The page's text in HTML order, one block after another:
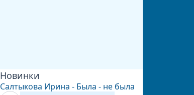
Новинки
Салтыкова Ирина - Была - не была